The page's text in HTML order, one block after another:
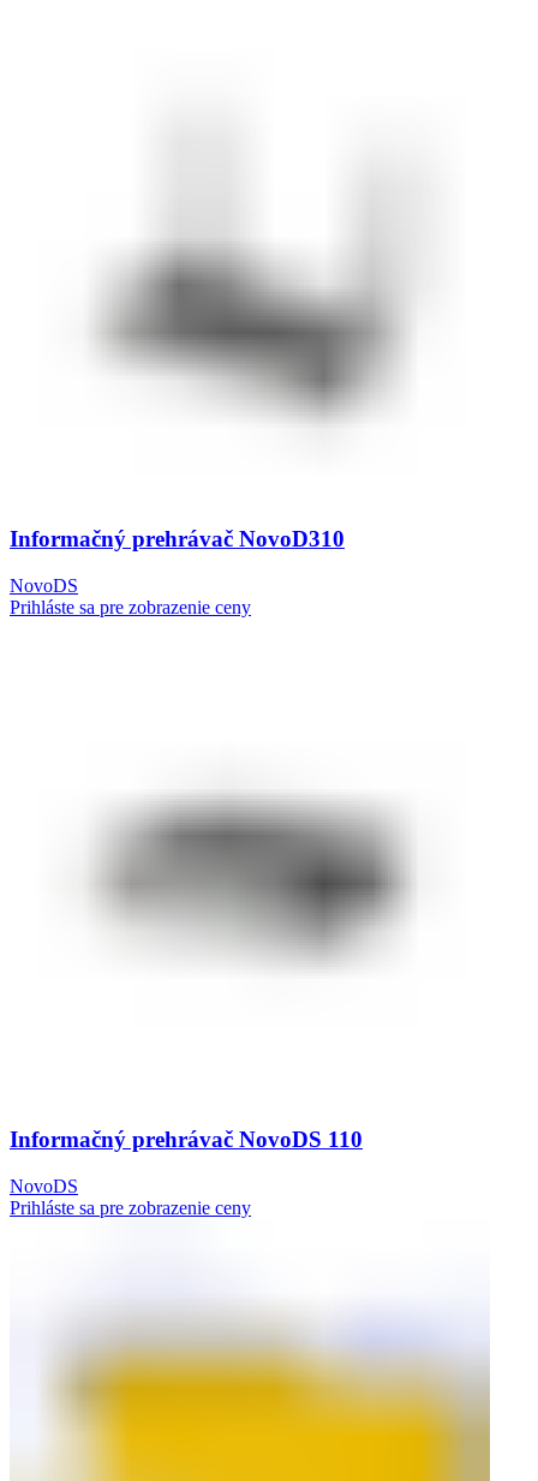
Informačný prehrávač NovoD310
NovoDS
Prihláste sa pre zobrazenie ceny
Informačný prehrávač NovoDS 110
NovoDS
Prihláste sa pre zobrazenie ceny